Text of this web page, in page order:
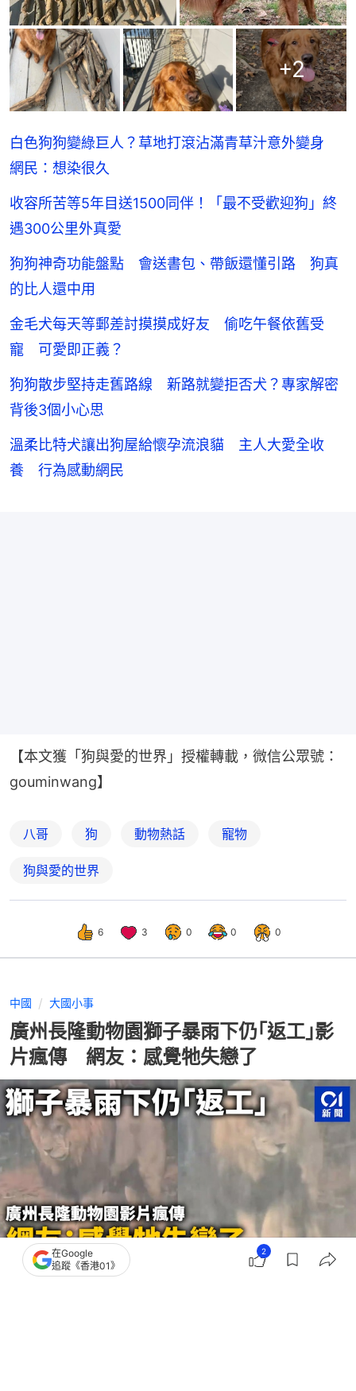
+2
白色狗狗變綠巨人？草地打滾沾滿青草汁意外變身
網民：想染很久
收容所苦等5年目送1500同伴！「最不受歡迎狗」終
遇300公里外真愛
狗狗神奇功能盤點 會送書包、帶飯還懂引路 狗真
的比人還中用
金毛犬每天等郵差討摸摸成好友 偷吃午餐依舊受
寵 可愛即正義？
狗狗散步堅持走舊路線 新路就變拒否犬？專家解密
背後3個小心思
溫柔比特犬讓出狗屋給懷孕流浪貓 主人大愛全收
養 行為感動網民
【本文獲「狗與愛的世界」授權轉載，微信公眾號：
gouminwang】
八哥 狗 動物熱話 寵物
狗與愛的世界
6 3 0 0 0
中國 大國小事
廣州長隆動物園獅子暴雨下仍｢返工｣影
片瘋傳 網友：感覺牠失戀了
在Google
追蹤《香港01》
2